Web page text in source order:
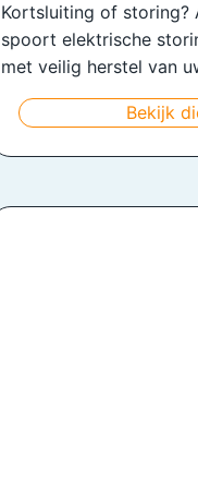
Kortsluiting of storing?
spoort elektrische
met veilig herstel van
Bekijk